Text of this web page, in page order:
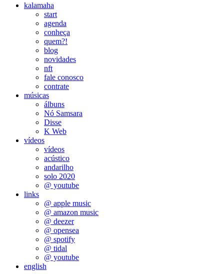
kalamaha
start
agenda
conheça
quem?!
blog
novidades
nft
fale conosco
contrate
músicas
álbuns
Nó Samsara
Disse
K Web
vídeos
vídeos
acústico
andarilho
solo 2020
@ youtube
links
@ apple music
@ amazon music
@ deezer
@ opensea
@ spotify
@ tidal
@ youtube
english